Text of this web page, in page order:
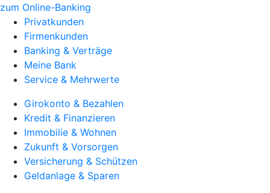
zum Online-Banking
Privatkunden
Firmenkunden
Banking & Verträge
Meine Bank
Service & Mehrwerte
Girokonto & Bezahlen
Kredit & Finanzieren
Immobilie & Wohnen
Zukunft & Vorsorgen
Versicherung & Schützen
Geldanlage & Sparen